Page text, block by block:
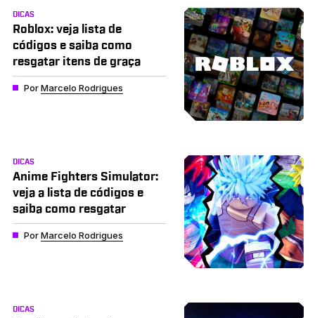
DICAS
Roblox: veja lista de
códigos e saiba como
resgatar itens de graça
PorMarcelo Rodrigues
DICAS
Anime Fighters Simulator:
veja a lista de códigos e
saiba como resgatar
PorMarcelo Rodrigues
DICAS